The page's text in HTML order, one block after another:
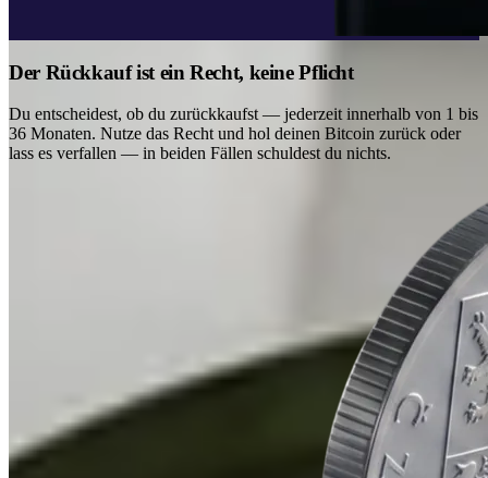
Der Rückkauf ist ein Recht, keine Pflicht
Du entscheidest, ob du zurückkaufst — jederzeit innerhalb von 1 bis
36 Monaten. Nutze das Recht und hol deinen Bitcoin zurück oder
lass es verfallen — in beiden Fällen schuldest du nichts.